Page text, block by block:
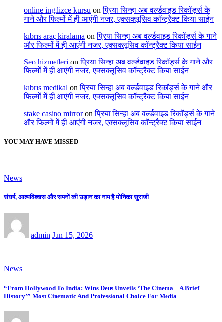
online ingilizce kursu onप्रिया सिन्हा अब वर्ल्डवाइड रिकॉर्ड्स के
गाने और फिल्मों में ही आएंगी नजर, एक्सक्लूसिव कॉन्ट्रैक्ट किया साईन
kıbrıs araç kiralama onप्रिया सिन्हा अब वर्ल्डवाइड रिकॉर्ड्स के गाने
और फिल्मों में ही आएंगी नजर, एक्सक्लूसिव कॉन्ट्रैक्ट किया साईन
Seo hizmetleri onप्रिया सिन्हा अब वर्ल्डवाइड रिकॉर्ड्स के गाने और
फिल्मों में ही आएंगी नजर, एक्सक्लूसिव कॉन्ट्रैक्ट किया साईन
kıbrıs medikal onप्रिया सिन्हा अब वर्ल्डवाइड रिकॉर्ड्स के गाने और
फिल्मों में ही आएंगी नजर, एक्सक्लूसिव कॉन्ट्रैक्ट किया साईन
stake casino mirroronप्रिया सिन्हा अब वर्ल्डवाइड रिकॉर्ड्स के गाने
और फिल्मों में ही आएंगी नजर, एक्सक्लूसिव कॉन्ट्रैक्ट किया साईन
YOU MAY HAVE MISSED
News
संघर्ष, आत्मविश्वास और सपनों की उड़ान का नाम है मोनिका सुराजी
admin Jun 15, 2026
News
“From Hollywood To India: Wins Deus Unveils ‘The Cinema – A Brief
History’” Most Cinematic And Professional Choice For Media